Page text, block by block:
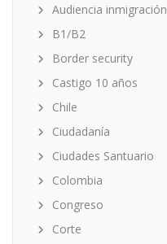
Audiencia inmigración
B1/B2
Border security
Castigo 10 años
Chile
Ciudadanía
Ciudades Santuario
Colombia
Congreso
Corte